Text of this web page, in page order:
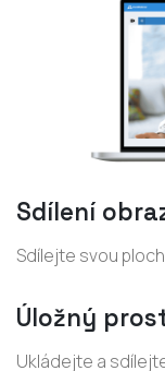
Sdílení
Sdílejte svou
Úložný
Ukládejte a